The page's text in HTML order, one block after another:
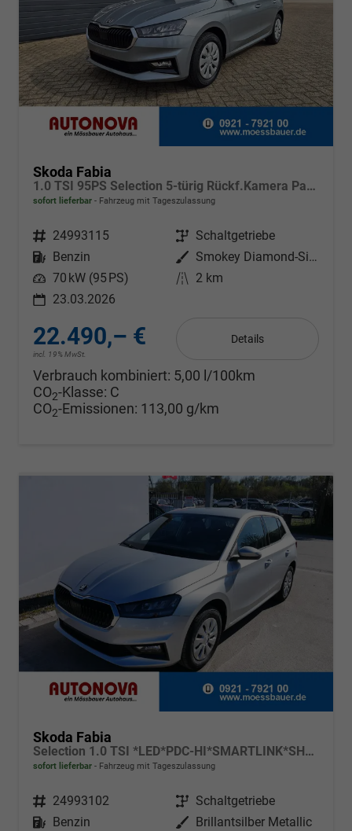
Skoda Fabia
1.0 TSI 95PS Selection 5-türig Rückf.Kamera Parksensoren Sitzheizung Multifunktionslenkrad Klima Skoda-Radio Bluetooth Touchscreen Tempomat Nebelsch. Apple CarPlay + Android Auto
sofort lieferbar Fahrzeug mit Tageszulassung
Fahrzeugnr. 24993115 Getriebe Schaltgetriebe
Kraftstoff
Benzin Außenfarbe
Smokey Diamond-Silber Metallic
Leistung 70 kW (95 PS) Kilometerstand 2 km
23.03.2026
22.490,– €
incl. 19% MwSt.
Details
Verbrauch kombiniert: 5,00 l/100km
CO2-Klasse: C
CO2-Emissionen: 113,00 g/km
Skoda Fabia
Selection 1.0 TSI *LED*PDC-HI*SMARTLINK*SHZ*BLUETOOTH*FRONT-ASSIST
sofort lieferbar Fahrzeug mit Tageszulassung
Fahrzeugnr. 24993102 Getriebe Schaltgetriebe
Kraftstoff
Benzin Außenfarbe
Brillantsilber Metallic